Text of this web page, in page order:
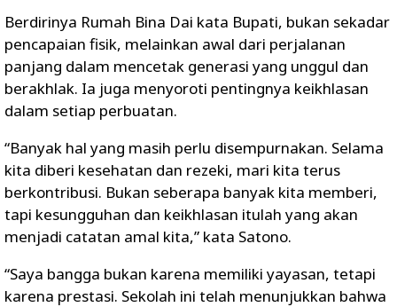
Berdirinya Rumah Bina Dai kata Bupati, bukan sekadar
pencapaian fisik, melainkan awal dari perjalanan
panjang dalam mencetak generasi yang unggul dan
berakhlak. Ia juga menyoroti pentingnya keikhlasan
dalam setiap perbuatan.
“Banyak hal yang masih perlu disempurnakan. Selama
kita diberi kesehatan dan rezeki, mari kita terus
berkontribusi. Bukan seberapa banyak kita memberi,
tapi kesungguhan dan keikhlasan itulah yang akan
menjadi catatan amal kita,” kata Satono.
“Saya bangga bukan karena memiliki yayasan, tetapi
karena prestasi. Sekolah ini telah menunjukkan bahwa